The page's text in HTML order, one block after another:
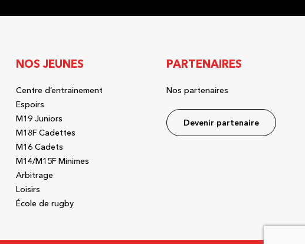
NOS JEUNES
Centre d’entrainement
Espoirs
M19 Juniors
M18F Cadettes
M16 Cadets
M14/M15F Minimes
Arbitrage
Loisirs
École de rugby
PARTENAIRES
Nos partenaires
Devenir partenaire